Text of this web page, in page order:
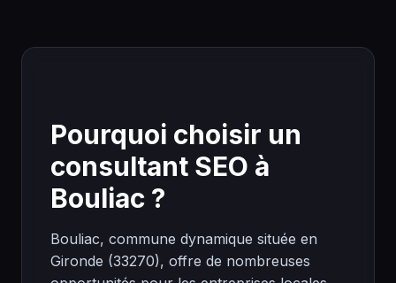
Pourquoi choisir un
consultant SEO à
Bouliac ?
Bouliac, commune dynamique située en
Gironde (33270), offre de nombreuses